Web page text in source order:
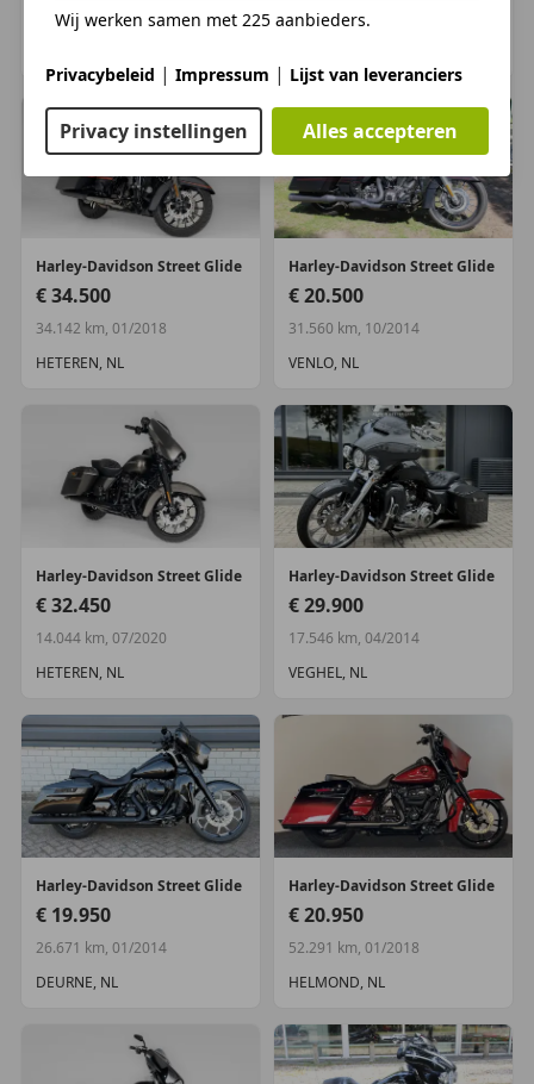
18.331 km, 02/2019
11.240 km, 05/2014
Harley-Davidson Street Glide
€ 34.500
34.142 km, 01/2018
HETEREN, NL
Harley-Davidson Street Glide
€ 20.500
31.560 km, 10/2014
VENLO, NL
Harley-Davidson Street Glide
€ 32.450
14.044 km, 07/2020
HETEREN, NL
Harley-Davidson Street Glide
€ 29.900
17.546 km, 04/2014
VEGHEL, NL
Harley-Davidson Street Glide
€ 19.950
26.671 km, 01/2014
DEURNE, NL
Harley-Davidson Street Glide
€ 20.950
52.291 km, 01/2018
HELMOND, NL
Wij werken samen met 225 aanbieders.
Privacybeleid | Impressum | Lijst van leveranciers
Privacy instellingen Alles accepteren